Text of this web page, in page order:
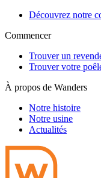
Découvrez notre
Commencer
Trouver un
Trouver votre
À propos de Wanders
Notre histoire
Notre usine
Actualités